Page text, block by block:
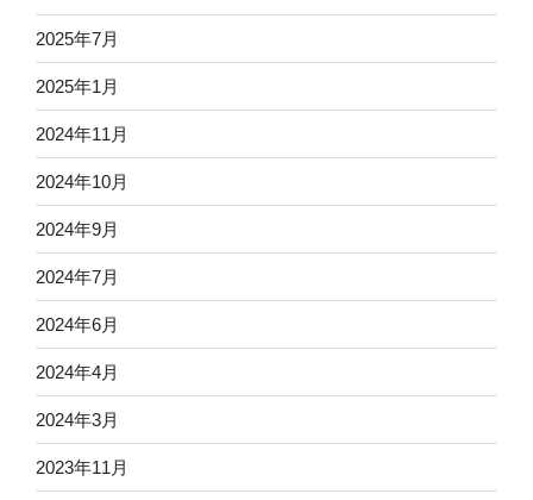
2025年7月
2025年1月
2024年11月
2024年10月
2024年9月
2024年7月
2024年6月
2024年4月
2024年3月
2023年11月